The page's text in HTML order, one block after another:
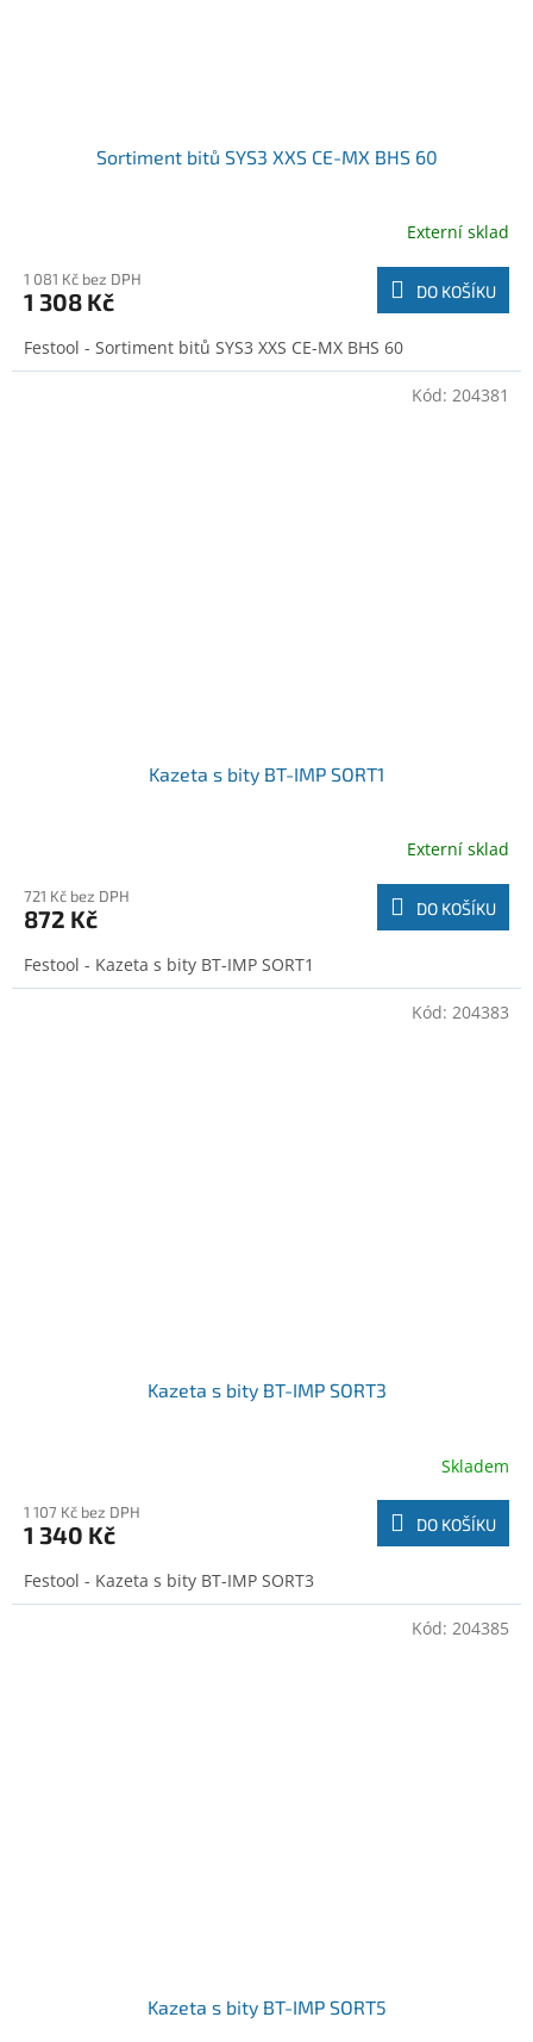
Sortiment bitů SYS3 XXS CE-MX BHS 60
Externí sklad
1 081 Kč bez DPH
1 308 Kč DO KOŠÍKU
Festool - Sortiment bitů SYS3 XXS CE-MX BHS 60
Kazeta s bity BT-IMP SORT1
Externí sklad
721 Kč bez DPH
872 Kč DO KOŠÍKU
Festool - Kazeta s bity BT-IMP SORT1
Kód: 204381
Kazeta s bity BT-IMP SORT3
Skladem
1 107 Kč bez DPH
1 340 Kč DO KOŠÍKU
Festool - Kazeta s bity BT-IMP SORT3
Kód: 204383
Kazeta s bity BT-IMP SORT5
Kód: 204385